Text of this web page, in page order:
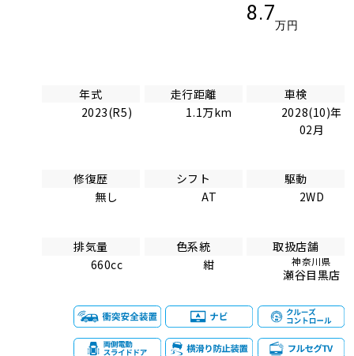
8.7
万円
年式
2023(R5)
走行距離
1.1万km
車検
2028(10)年
02月
修復歴
無し
シフト
AT
駆動
2WD
排気量
660cc
色系統
紺
取扱店舗
神奈川県
瀬谷目黒店